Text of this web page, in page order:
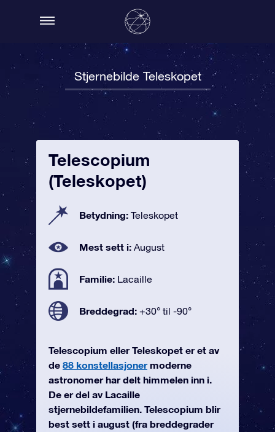
Stjernebilde Teleskopet
Telescopium
(Teleskopet)
Betydning: Teleskopet
Mest sett i: August
Familie: Lacaille
Breddegrad: +30° til -90°
Telescopium eller Teleskopet er et av
de 88 konstellasjonermoderne
astronomer har delt himmelen inn i.
De er del av Lacaille
stjernebildefamilien. Telescopium blir
best sett i august (fra breddegrader